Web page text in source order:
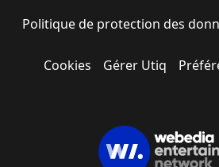
Politique de protection des
Cookies Gérer Utiq